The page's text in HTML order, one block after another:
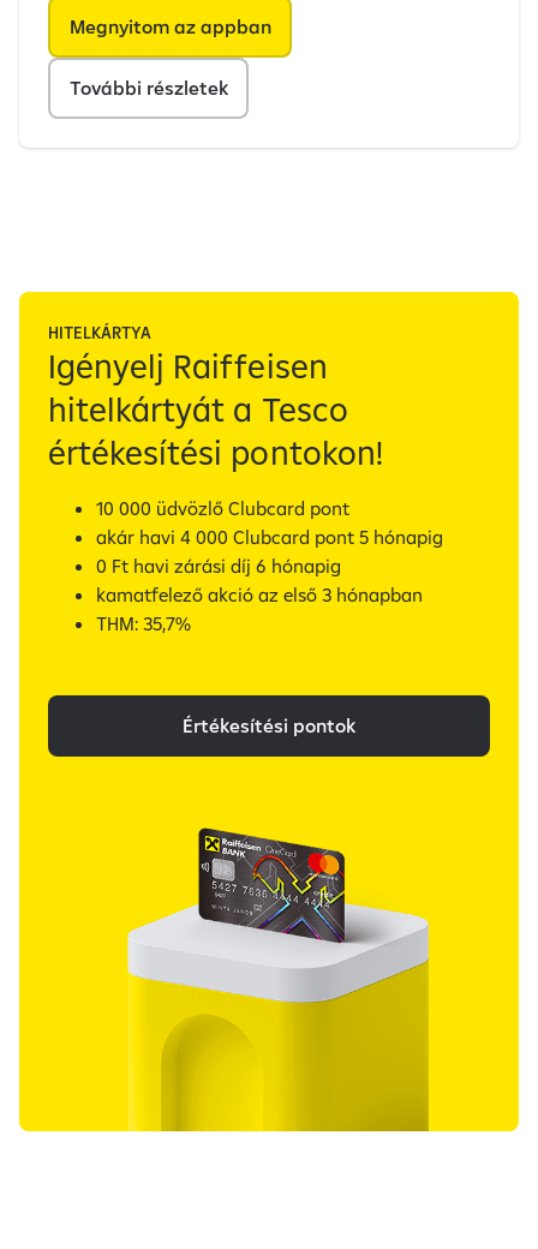
Megnyitom az appban
További részletek
HITELKÁRTYA
Igényelj Raiffeisen
hitelkártyát a Tesco
értékesítési pontokon!
10 000 üdvözlő Clubcard pont
akár havi 4 000 Clubcard pont 5 hónapig
0 Ft havi zárási díj 6 hónapig
kamatfelező akció az első 3 hónapban
THM: 35,7%
Értékesítési pontok